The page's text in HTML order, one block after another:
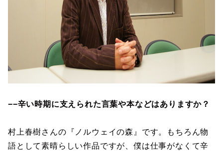
−−辛い時期に支えられた言葉や本などはありますか？
村上春樹さんの『ノルウェイの森』です。もちろん物
語として素晴らしい作品ですが、僕は仕事がなくて辛